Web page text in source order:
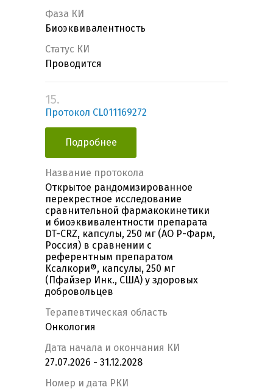
Фаза КИ
Биоэквивалентность
Статус КИ
Проводится
15.
Протокол CL011169272
Подробнее
Название протокола
Открытое рандомизированное
перекрестное исследование
сравнительной фармакокинетики
и биоэквивалентности препарата
DT-CRZ, капсулы, 250 мг (АО Р-Фарм,
Россия) в сравнении с
референтным препаратом
Ксалкори®, капсулы, 250 мг
(Пфайзер Инк., США) у здоровых
добровольцев
Терапевтическая область
Онкология
Дата начала и окончания КИ
27.07.2026 - 31.12.2028
Номер и дата РКИ